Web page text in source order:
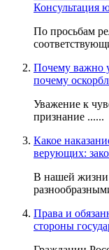
Консультация
По просьбам
Почему важно
почему
Уважение к
признание ......
Какое
верующих:
В нашей жизни
Права и
стороны